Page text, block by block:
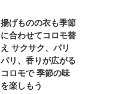
揚げものの衣も季節
に合わせてコロモ替
え サクサク、パリ
パリ、香りが広がる
コロモで 季節の味
を楽しもう